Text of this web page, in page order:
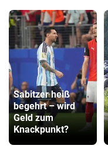
Sabitzer heiß
begehrt – wird
Geld zum
Knackpunkt?